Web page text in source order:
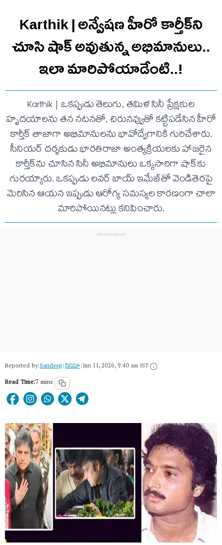
Karthik | అన్వేషణ హీరో కార్తీక్‌ని
చూసి షాక్ అవుతున్న అభిమానులు..
ఇలా మారిపోయాడేంటి..!
Karthik | ఒకప్పుడు తెలుగు, తమిళ సినీ ప్రేక్షకుల
హృదయాలను తన నటనతో, చిరునవ్వుతో కట్టిపడేసిన హీరో
కార్తీక్ తాజాగా అభిమానులను భావోద్వేగానికి గురిచేశారు.
సీనియర్ దర్శకుడు భారతిరాజా అంత్యక్రియలకు హాజరైన
కార్తీక్‌ను చూసిన సినీ అభిమానులు ఒక్కసారిగా షాక్‌కు
గురయ్యారు. ఒకప్పుడు లవర్ బాయ్ ఇమేజ్‌తో వెండితెరపై
మెరిసిన ఆయన ఇప్పుడు ఆరోగ్య సమస్యల కారణంగా చాలా
మారిపోయినట్లు కనిపించారు.
Reported by:Sandeep|సినిమా|Jun 11, 2026, 9:40 am IST
Read Time:7 mins